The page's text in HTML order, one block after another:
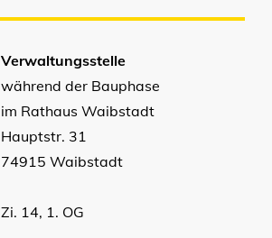
Verwaltungsstelle
während der Bauphase
im Rathaus Waibstadt
Hauptstr. 31
74915 Waibstadt
Zi. 14, 1. OG